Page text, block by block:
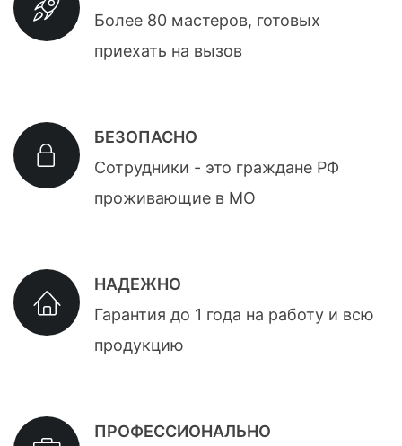
Более 80 мастеров, готовых
приехать на вызов
БЕЗОПАСНО
Сотрудники - это граждане РФ
проживающие в МО
НАДЕЖНО
Гарантия до 1 года на работу и всю
продукцию
ПРОФЕССИОНАЛЬНО